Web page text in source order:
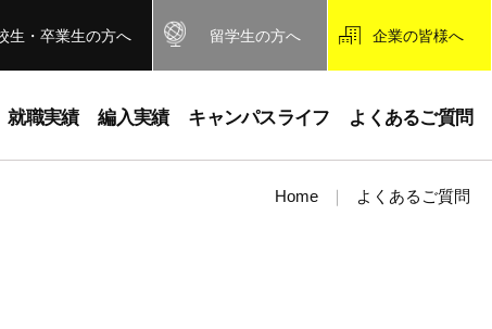
企業の皆様へ
留学生の方へ
生・卒業生の方へ
就職実績 編入実績 キャンパスライフ よくあるご質問
Home よくあるご質問